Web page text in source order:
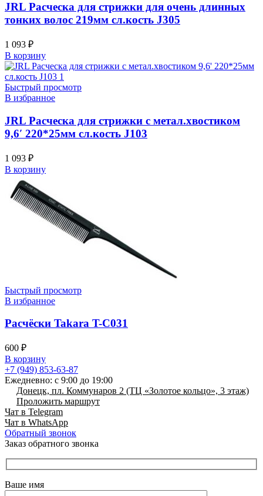
JRL Расческа для стрижки для очень длинных
тонких волос 219мм сл.кость J305
1 093 ₽
В корзину
Быстрый просмотр
В избранное
JRL Расческа для стрижки с метал.хвостиком
9,6′ 220*25мм сл.кость J103
1 093 ₽
В корзину
Быстрый просмотр
В избранное
Расчёски Takara T-C031
600 ₽
В корзину
+7 (949) 853-63-87
Ежедневно: с 9:00 до 19:00
Донецк, пл. Коммунаров 2 (ТЦ «Золотое кольцо», 3 этаж)
Проложить маршрут
Чат в Telegram
Чат в WhatsApp
Обратный звонок
Заказ обратного звонка
Ваше имя